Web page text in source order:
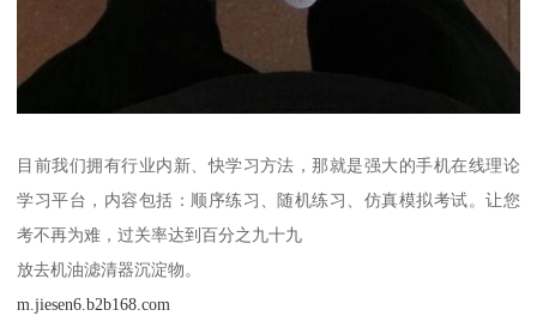
目前我们拥有行业内新、快学习方法，那就是强大的手机在线理论
学习平台，内容包括：顺序练习、随机练习、仿真模拟考试。让您
考不再为难，过关率达到百分之九十九
放去机油滤清器沉淀物。
m.jiesen6.b2b168.com